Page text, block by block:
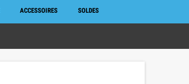
ACCESSOIRES SOLDES